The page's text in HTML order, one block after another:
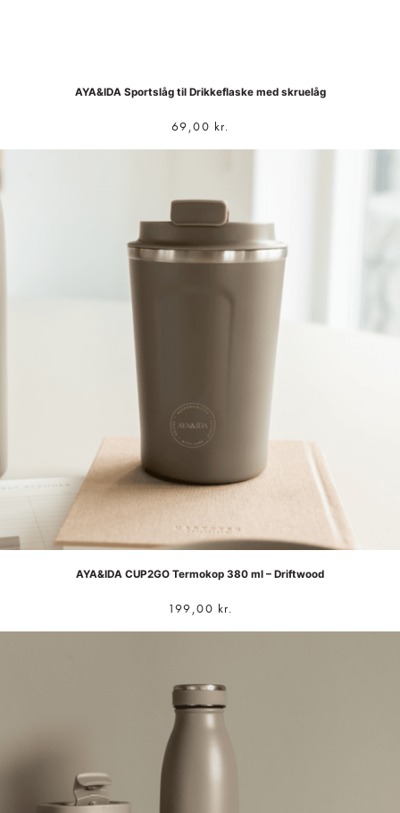
AYA&IDA Sportslåg til Drikkeflaske med skruelåg
69,00 kr.
AYA&IDA CUP2GO Termokop 380 ml – Driftwood
199,00 kr.